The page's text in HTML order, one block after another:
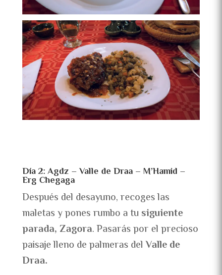
Día 2: Agdz – Valle de Draa – M’Hamid –
Erg Chegaga
Después del desayuno, recoges las
maletas y pones rumbo a tu siguiente
parada, Zagora. Pasarás por el precioso
paisaje lleno de palmeras delValle de
Draa.